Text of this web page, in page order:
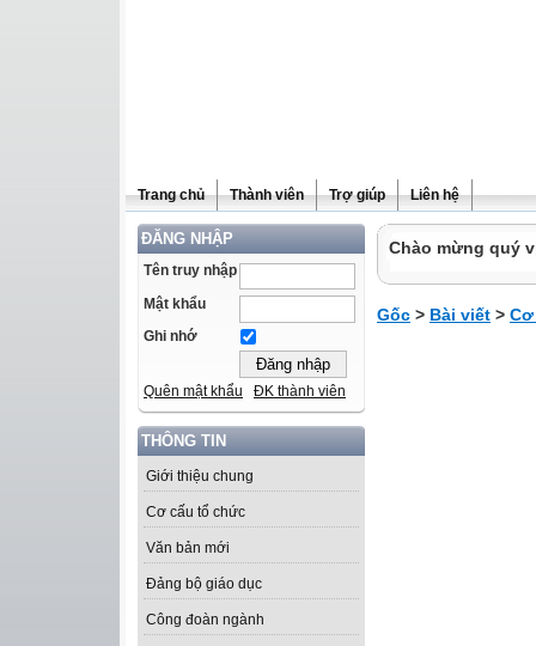
Trang chủ Thành viên Trợ giúp Liên hệ
ĐĂNG NHẬP
Tên truy nhập
Mật khẩu
Ghi nhớ
Quên mật khẩu ĐK thành viên
THÔNG TIN
Giới thiệu chung
Cơ cấu tổ chức
Văn bản mới
Đảng bộ giáo dục
Công đoàn ngành
Chào mừng quý
Gốc > Bài viết >